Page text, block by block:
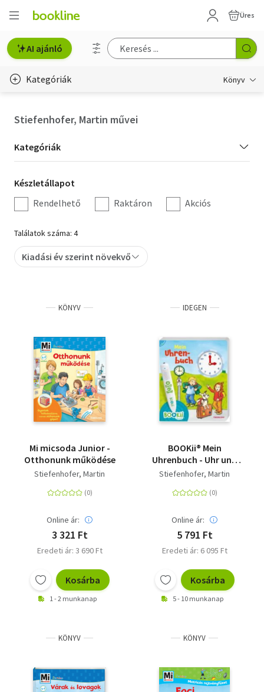
Üres
AI ajánló
Kategóriák Könyv
Hobbi, szabadidő
Irodalom
Művészet
Szakkönyv
Tankönyv, segédkönyv
Társadalomtudomány
Természettudomány
Történelem
Vallás
Stiefenhofer, Martin művei
Kategória
szűrés
Kategóriák
Készletállapot
szűrés
Készletállapot
Rendelhető
Raktáron Akciós
Találatok száma: 4
Kiadási év szerint növekvő
KÖNYV
Mi micsoda Junior -
Otthonunk működése
Stiefenhofer, Martin
Online ár:
3 321 Ft
Eredeti ár: 3 690 Ft
Kosárba
1 - 2 munkanap
IDEGEN
BOOKii® Mein
Uhrenbuch - Uhr und
Uhrzeit lernen
Stiefenhofer, Martin
Online ár:
5 791 Ft
Eredeti ár: 6 095 Ft
Kosárba
5 - 10 munkanap
KÖNYV KÖNYV